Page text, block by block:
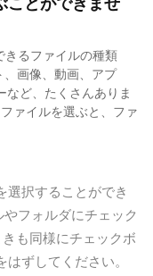
ことができませ
きるファイルの種類
画像、動画、アプ
など、たくさんありま
ァイルを選ぶと、ファ
選択することができ
フォルダにチェック
も同様にチェックボ
ずしてください。